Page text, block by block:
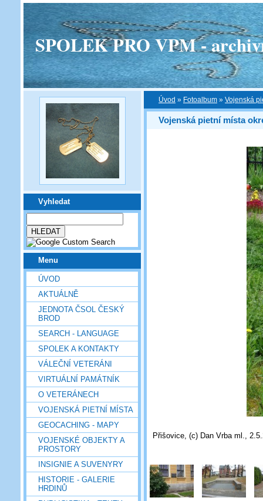
SPOLEK PRO VPM -
Vyhledat
Menu
ÚVOD
AKTUÁLNĚ
JEDNOTA ČSOL ČESKÝ
BROD
SEARCH - LANGUAGE
SPOLEK A KONTAKTY
VÁLEČNÍ VETERÁNI
VIRTUÁLNÍ PAMÁTNÍK
O VETERÁNECH
VOJENSKÁ PIETNÍ MÍSTA
GEOCACHING - MAPY
VOJENSKÉ OBJEKTY A
PROSTORY
INSIGNIE A SUVENYRY
HISTORIE - GALERIE
HRDINŮ
Úvod » Fotoalbum » Vojenská
Vojenská pietní místa
Přišovice, (c) Dan Vrba ml.,